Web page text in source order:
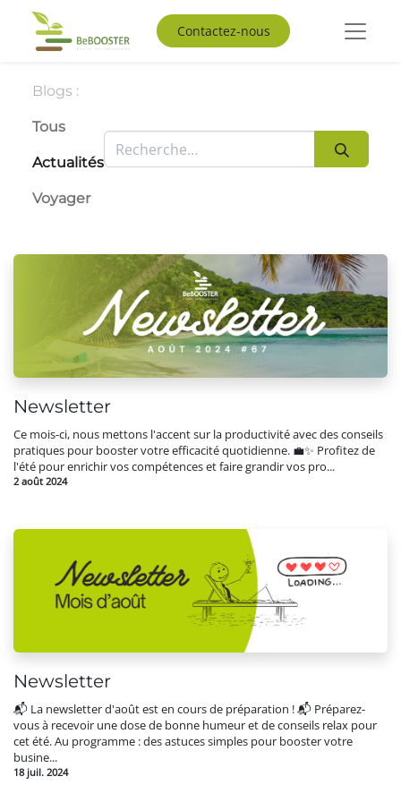
Contactez-nous
Blogs :
Tous
Actualités
Voyager
Newsletter
Ce mois-ci, nous mettons l'accent sur la productivité avec des conseils
pratiques pour booster votre efficacité quotidienne. 💼✨ Profitez de
l'été pour enrichir vos compétences et faire grandir vos pro...
2 août 2024
Newsletter
📬 La newsletter d'août est en cours de préparation ! 📬 Préparez-
vous à recevoir une dose de bonne humeur et de conseils relax pour
cet été. Au programme : des astuces simples pour booster votre
busine...
18 juil. 2024